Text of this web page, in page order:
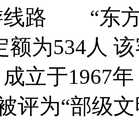
线路 “东方
为534人
立于1967
被评为“部